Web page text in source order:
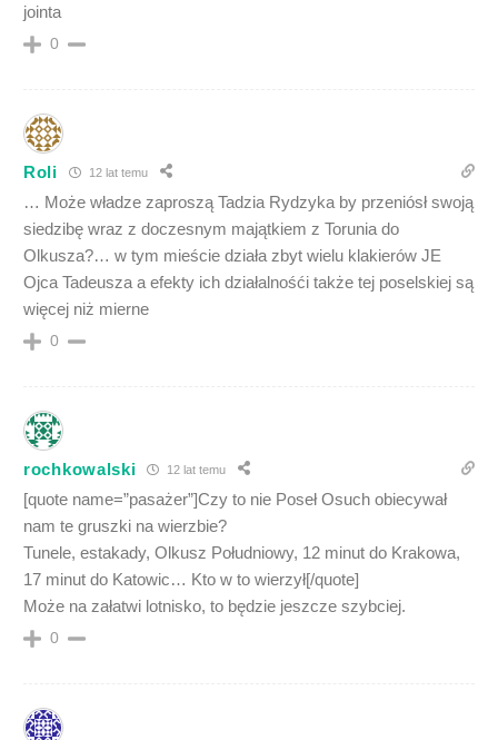
jointa
0
Roli 12 lat temu
… Może władze zaproszą Tadzia Rydzyka by przeniósł swoją
siedzibę wraz z doczesnym majątkiem z Torunia do
Olkusza?… w tym mieście działa zbyt wielu klakierów JE
Ojca Tadeusza a efekty ich działalnośći także tej poselskiej są
więcej niż mierne
0
rochkowalski 12 lat temu
[quote name=”pasażer”]Czy to nie Poseł Osuch obiecywał
nam te gruszki na wierzbie?
Tunele, estakady, Olkusz Południowy, 12 minut do Krakowa,
17 minut do Katowic… Kto w to wierzył[/quote]
Może na załatwi lotnisko, to będzie jeszcze szybciej.
0